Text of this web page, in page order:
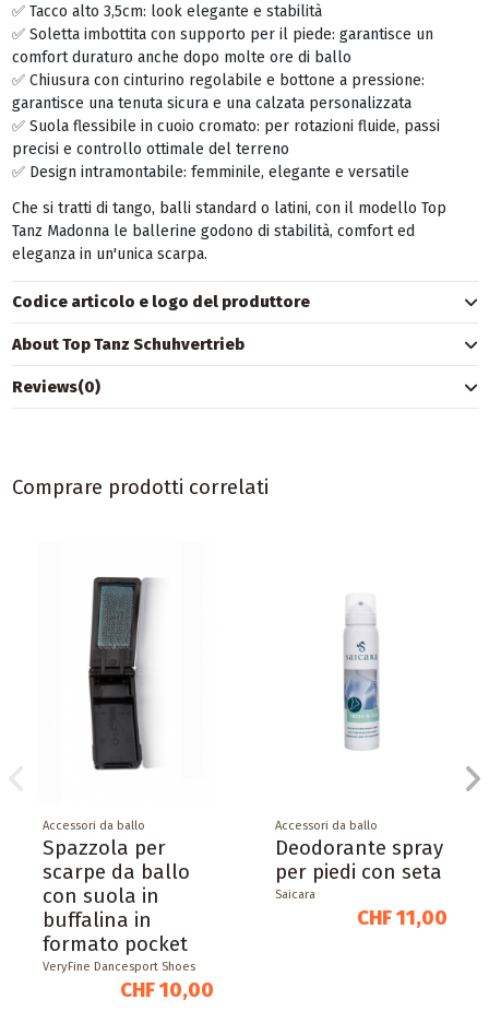
✅ Tacco alto 3,5cm: look elegante e stabilità
✅ Soletta imbottita con supporto per il piede: garantisce un
comfort duraturo anche dopo molte ore di ballo
✅ Chiusura con cinturino regolabile e bottone a pressione:
garantisce una tenuta sicura e una calzata personalizzata
✅ Suola flessibile in cuoio cromato: per rotazioni fluide, passi
precisi e controllo ottimale del terreno
✅ Design intramontabile: femminile, elegante e versatile
Che si tratti di tango, balli standard o latini, con il modello Top
Tanz Madonna le ballerine godono di stabilità, comfort ed
eleganza in un'unica scarpa.
Codice articolo e logo del produttore
About Top Tanz Schuhvertrieb
Reviews(0)
Comprare prodotti correlati
Accessori da ballo
Spazzola per
scarpe da ballo
con suola in
buffalina in
formato pocket
VeryFine Dancesport Shoes
CHF 10,00
Accessori da ballo
Deodorante spray
per piedi con seta
Saicara
CHF 11,00